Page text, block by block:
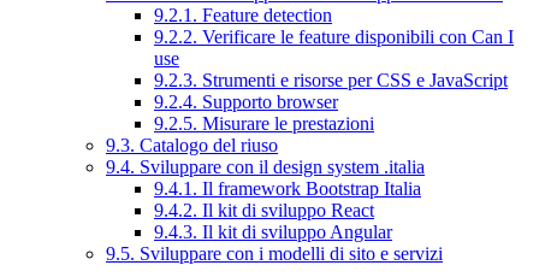
9.2.1. Feature detection
9.2.2. Verificare le feature disponibili con Can I
use
9.2.3. Strumenti e risorse per CSS e JavaScript
9.2.4. Supporto browser
9.2.5. Misurare le prestazioni
9.3. Catalogo del riuso
9.4. Sviluppare con il design system .italia
9.4.1. Il framework Bootstrap Italia
9.4.2. Il kit di sviluppo React
9.4.3. Il kit di sviluppo Angular
9.5. Sviluppare con i modelli di sito e servizi